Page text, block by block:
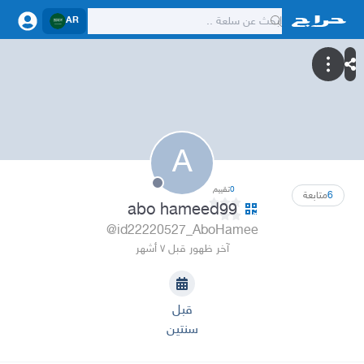
AR
A
6متابعة 0تقييم
abo hameed99
@id22220527_AboHamee
آخر ظهور قبل ٧ أشهر
قبل
سنتين